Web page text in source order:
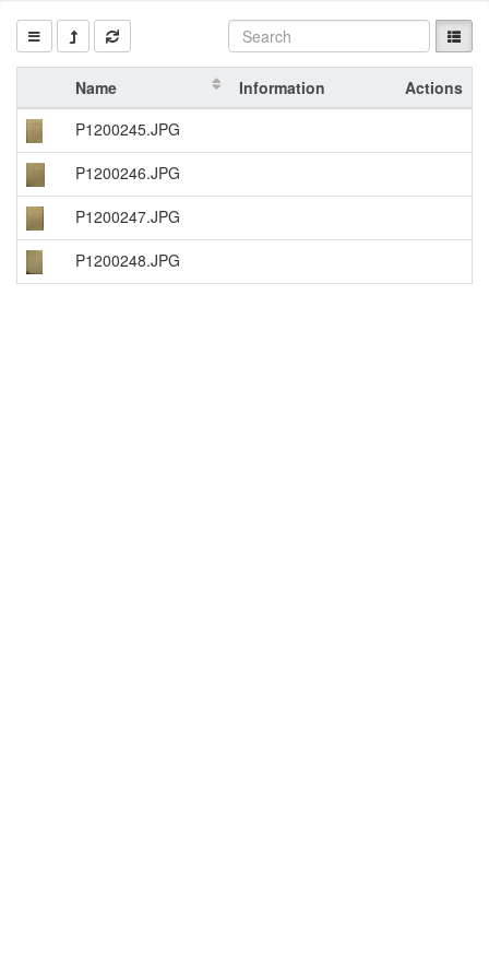
Name Information
Actions
P1200245.JPG
P1200246.JPG
P1200247.JPG
P1200248.JPG